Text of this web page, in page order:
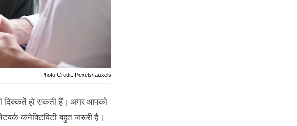
Photo Credit: Pexels/fauxels
दिक्कतें हो सकती हैं। अगर आपको
कनेक्टिविटी बहुत जरूरी है।